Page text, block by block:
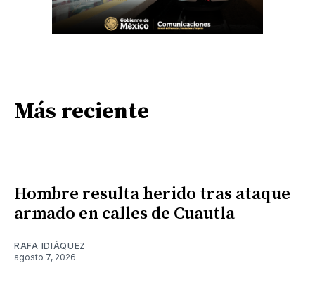
Más reciente
Hombre resulta herido tras ataque
armado en calles de Cuautla
RAFA IDIÁQUEZ
agosto 7, 2026